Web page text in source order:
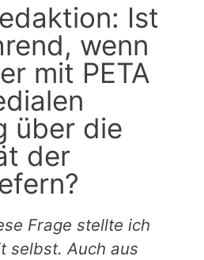
Ist
wenn
mit PETA
über die
der
Frage stellte ich
selbst. Auch aus